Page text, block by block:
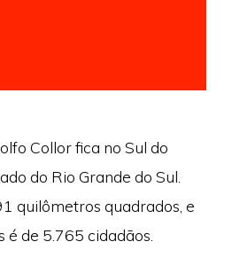
Collor fica no Sul do
do Rio Grande do Sul.
quilômetros quadrados, e
de 5.765 cidadãos.